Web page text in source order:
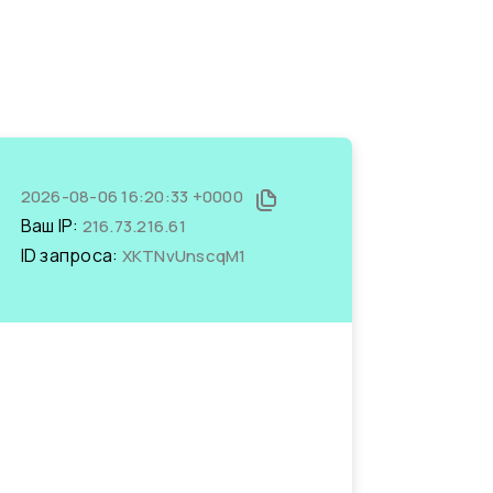
2026-08-06 16:20:33 +0000
Ваш IP: 216.73.216.61
ID запроса: XKTNvUnscqM1